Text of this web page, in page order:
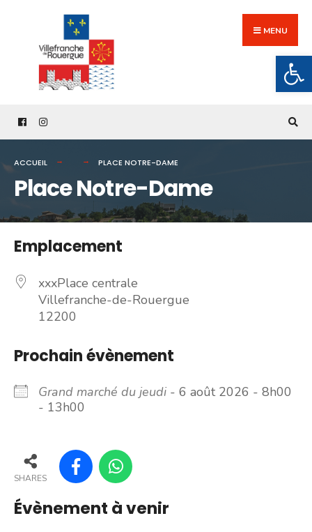
content
MENU
ACCUEIL PLACE NOTRE-DAME
Place Notre-Dame
Emplacement
xxxPlace centrale
Villefranche-de-Rouergue
12200
Prochain évènement
Grand marché du jeudi - 6 août 2026 - 8h00
- 13h00
SHARES
Évènement à venir